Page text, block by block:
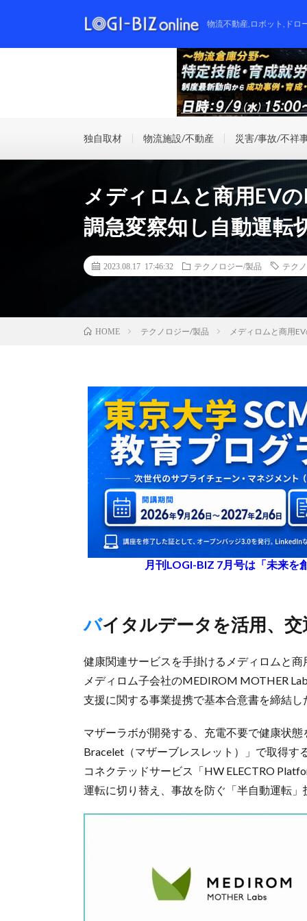
物流不動産,ロボット,ドロ
独自取材 物流施設/不動産 災害/事故/不祥
メディロムと商用EV
調急変察知し自動運転
2023.08.17 17:46:32 テクノロジー/製品 テク
HOME テクノロジー/製品 メディロムと商用
月刊LOGI-BIZ 7月号は「未来を
バイタルデータを活用、
健康関連サービスを手掛けるメディロムと
メディロム子会社のMEDIROM MOTHER
支援に関する事業提携で基本合意書を締結し
マザーラボが開発する、充電不要で健康状
Bracelet（マザーブレスレット）」で取得す
コネクテッドサービス「HW ELECTRO
運転に切り替え、事故を防ぐ「半自動運転